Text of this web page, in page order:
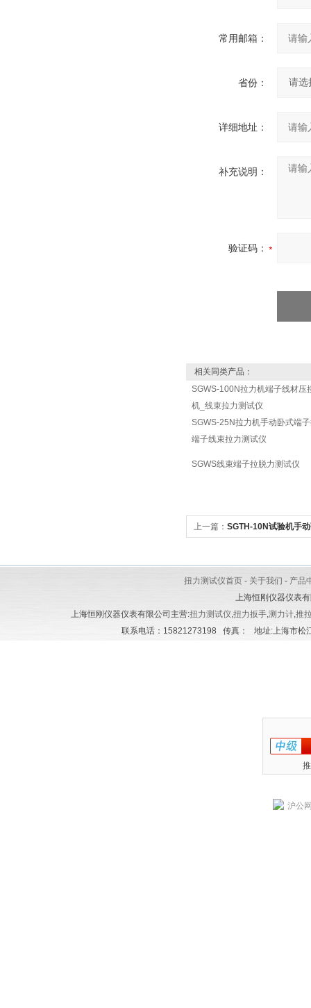
常用邮箱：
省份：
详细地址：
补充说明：
验证码：
相关同类产品：
SGWS-100N拉力机端子线材压
机_线束拉力测试仪
SGWS-25N拉力机手动卧式端
端子线束拉力测试仪
SGWS线束端子拉脱力测试仪
上一篇： SGTH-10N试验机手
扭力测试仪首页 - 关于我们 - 产品
上海恒刚仪器仪表
上海恒刚仪器仪表有限公司主营:扭力测试仪,扭力扳手,测力计,推
联系电话：15821273198 传真： 地址:上海市
沪公